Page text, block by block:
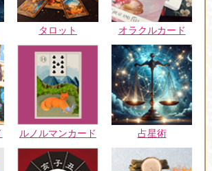
タロット オラクルカード
ルノルマンカード 占星術